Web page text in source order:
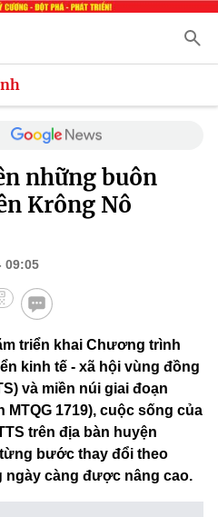
những buôn
Krông Nô
09:05
triển khai Chương trình
kinh tế - xã hội vùng đồng
và miền núi giai đoạn
MTQG 1719), cuộc sống của
trên địa bàn huyện
bước thay đổi theo
càng được nâng cao.